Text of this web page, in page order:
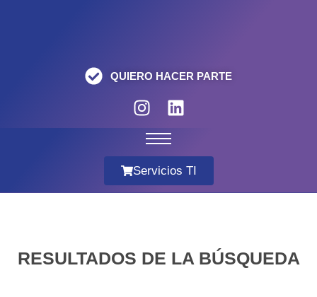
QUIERO HACER PARTE
Servicios TI
RESULTADOS DE LA BÚSQUEDA